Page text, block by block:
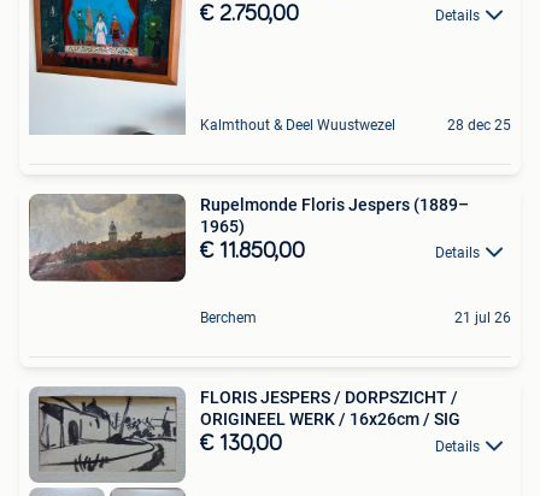
€ 2.750,00 Details
Kalmthout & Deel Wuustwezel 28 dec 25
Rupelmonde Floris Jespers (1889–
1965)
€ 11.850,00 Details
Berchem 21 jul 26
FLORIS JESPERS / DORPSZICHT /
ORIGINEEL WERK / 16x26cm / SIG
€ 130,00 Details